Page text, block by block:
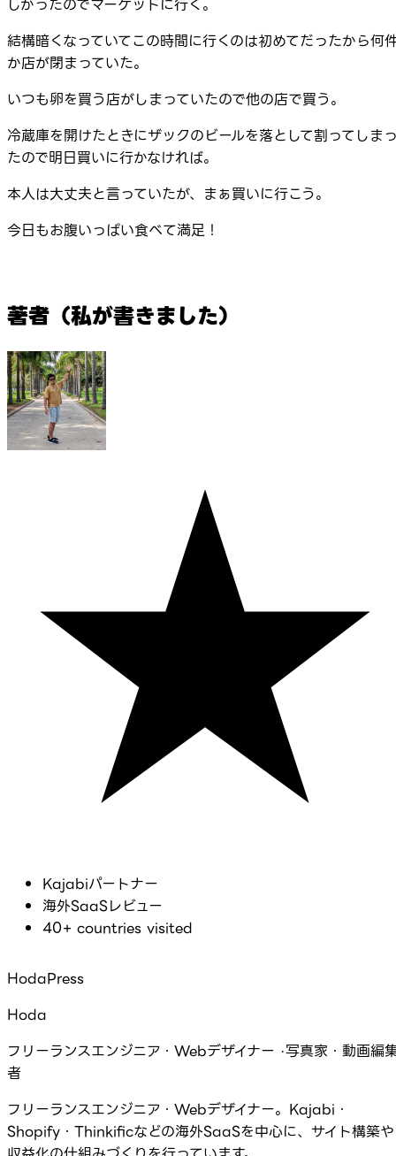
しかったのでマーケットに行く。
結構暗くなっていてこの時間に行くのは初めてだったから何
か店が閉まっていた。
いつも卵を買う店がしまっていたので他の店で買う。
冷蔵庫を開けたときにザックのビールを落として割ってしま
たので明日買いに行かなければ。
本人は大丈夫と言っていたが、まぁ買いに行こう。
今日もお腹いっぱい食べて満足！
著者（私が書きました）
Kajabiパートナー
海外SaaSレビュー
40+ countries visited
HodaPress
Hoda
フリーランスエンジニア・Webデザイナー ·写真家・動画編
者
フリーランスエンジニア・Webデザイナー。Kajabi・
Shopify・Thinkificなどの海外SaaSを中心に、サイト構築や